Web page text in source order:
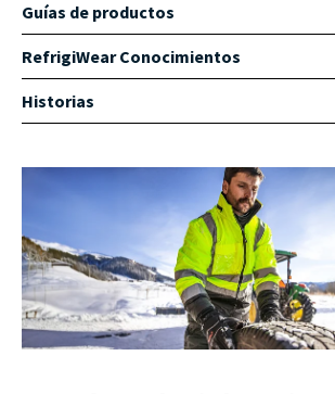
Guías de productos
RefrigiWear Conocimientos
Historias